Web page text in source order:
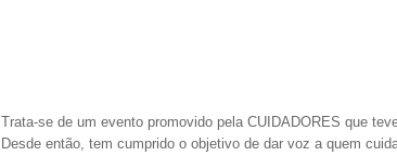
Trata-se de um evento promovido pela CUIDADORES que
Desde então, tem cumprido o objetivo de dar voz a quem